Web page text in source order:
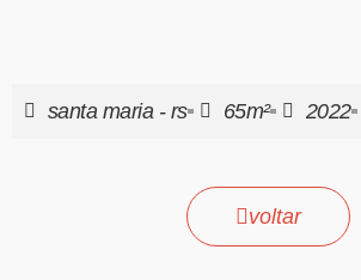
santa maria - rs 65m² 2022
voltar